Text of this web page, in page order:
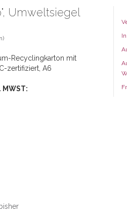
Umweltsiegel
Recyclingkarton mit
zertifiziert, A6